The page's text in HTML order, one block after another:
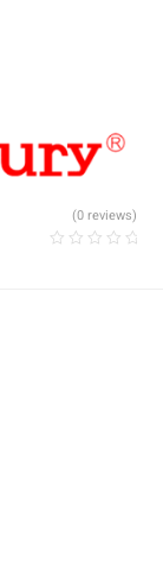
(0 reviews)